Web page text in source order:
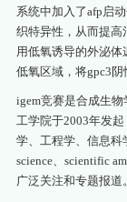
系统中加入了afp启
织特异性，从而提高
用低氧诱导的外泌体
低氧区域，将gpc3阴
igem竞赛是合成生
工学院于2003年发
学、工程学、信息科
science、scientific
广泛关注和专题报道。